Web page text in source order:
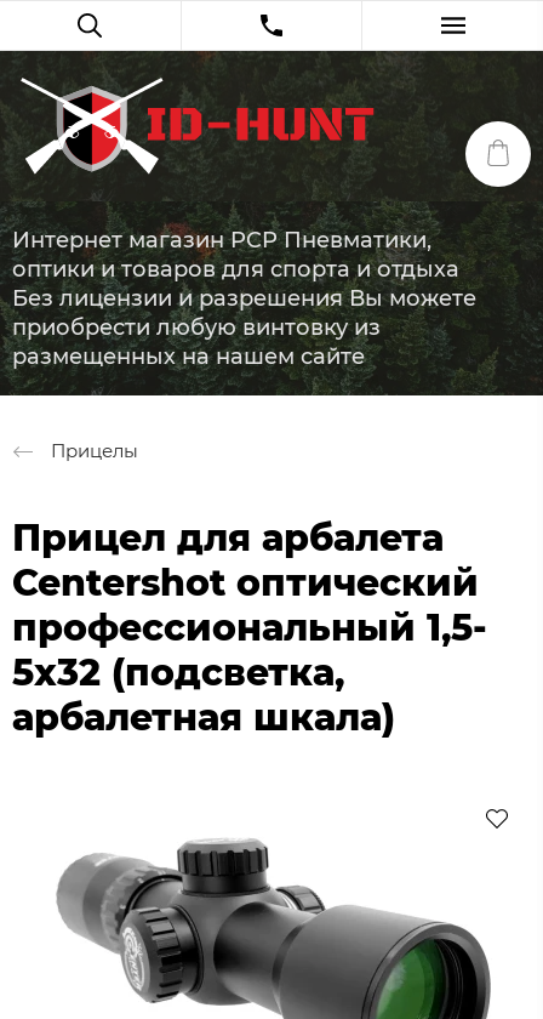
Интернет магазин PCP Пневматики,
оптики и товаров для спорта и отдыха
Без лицензии и разрешения Вы можете
приобрести любую винтовку из
размещенных на нашем сайте
Прицелы
Прицел для арбалета
Centershot оптический
профессиональный 1,5-
5х32 (подсветка,
арбалетная шкала)